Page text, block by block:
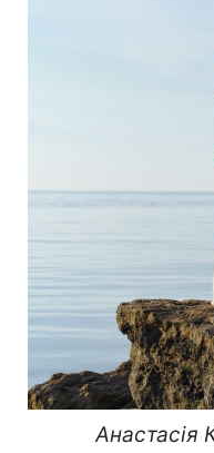
Анастасія